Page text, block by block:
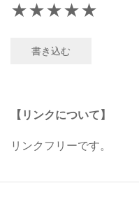
★
★
★
★
★
書き込む
【リンクについて】
リンクフリーです。